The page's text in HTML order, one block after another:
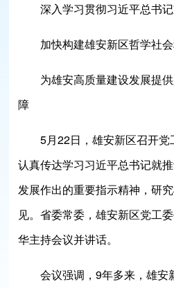
深入学习贯彻习近平总书记
加快构建雄安新区哲学社会
为雄安高质量建设发展提供
障
5月22日，雄安新区召开党
认真传达学习习近平总书记就
发展作出的重要指示精神，研
见。省委常委，雄安新区党工
华主持会议并讲话。
会议强调，9年多来，雄安新